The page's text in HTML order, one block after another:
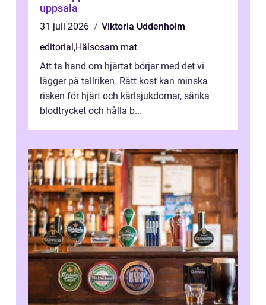
uppsala
31 juli 2026
Viktoria Uddenholm
editorial,Hälsosam mat
Att ta hand om hjärtat börjar med det vi
lägger på tallriken. Rätt kost kan minska
risken för hjärt och kärlsjukdomar, sänka
blodtrycket och hålla b...